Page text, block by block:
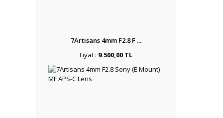
7Artisans 4mm F2.8 F ...
Fiyat : 9.500,00 TL